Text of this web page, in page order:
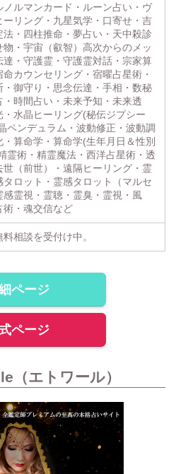
ノルマンカード・ルーン占い・ヴ
ーリング・九星気学・口寄せ・吉
法・四柱推命・夢占い・天中殺診
物・宇宙（叡智）高次からのメッ
達・守護霊・守護霊対話・宗家算
命カウンセリング・宿曜占星術・
・御守り・思念伝達・手相・数秘
・時間占い・未来予知・未来透
・水晶ヒーリング(秘伝ジプシー
ペンデュラム・波動修正・波動調
・算命学・算命学(生年月日＆性別
霊術・精霊魔法・西洋占星術・透
世（前世）・遠隔ヒーリング・霊
タロット・霊感タロット（マルセ
感霊視・霊聴・霊臭・霊視・風
術・魂交信など
料相談を受付け中。
ページ
ページ
（エトワール）